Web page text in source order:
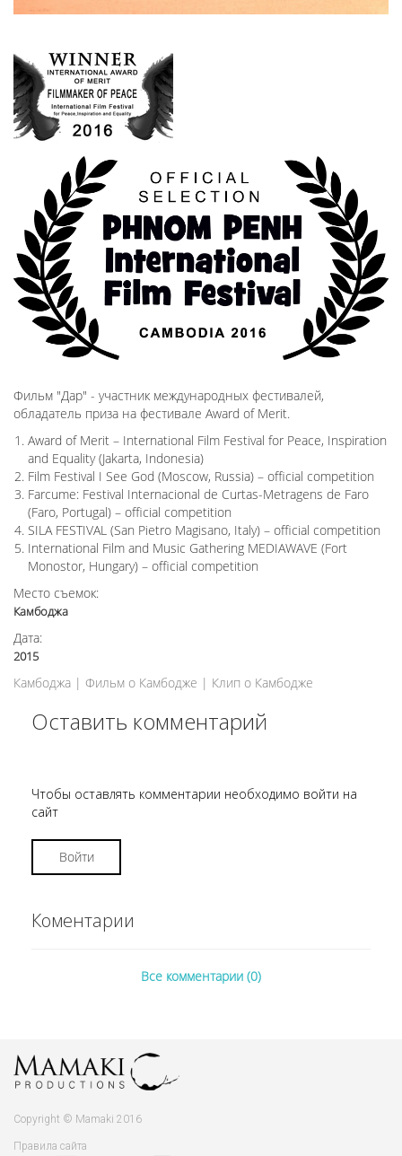
Фильм "Дар" - участник международных фестивалей,
обладатель приза на фестивале Award of Merit.
Award of Merit – International Film Festival for Peace, Inspiration
and Equality (Jakarta, Indonesia)
Film Festival I See God (Moscow, Russia) – official competition
Farcume: Festival Internacional de Curtas-Metragens de Faro
(Faro, Portugal) – official competition
SILA FESTIVAL (San Pietro Magisano, Italy) – official competition
International Film and Music Gathering MEDIAWAVE (Fort
Monostor, Hungary) – official competition
Место съемок:
Камбоджа
Дата:
2015
Камбоджа | Фильм о Камбодже | Клип о Камбодже
Оставить комментарий
Чтобы оставлять комментарии необходимо войти на
сайт
Войти
Коментарии
Все комментарии (0)
Copyright © Mamaki 2016
Правила сайта